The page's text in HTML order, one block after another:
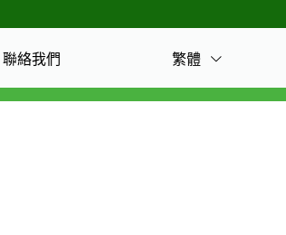
聯絡我們 繁體